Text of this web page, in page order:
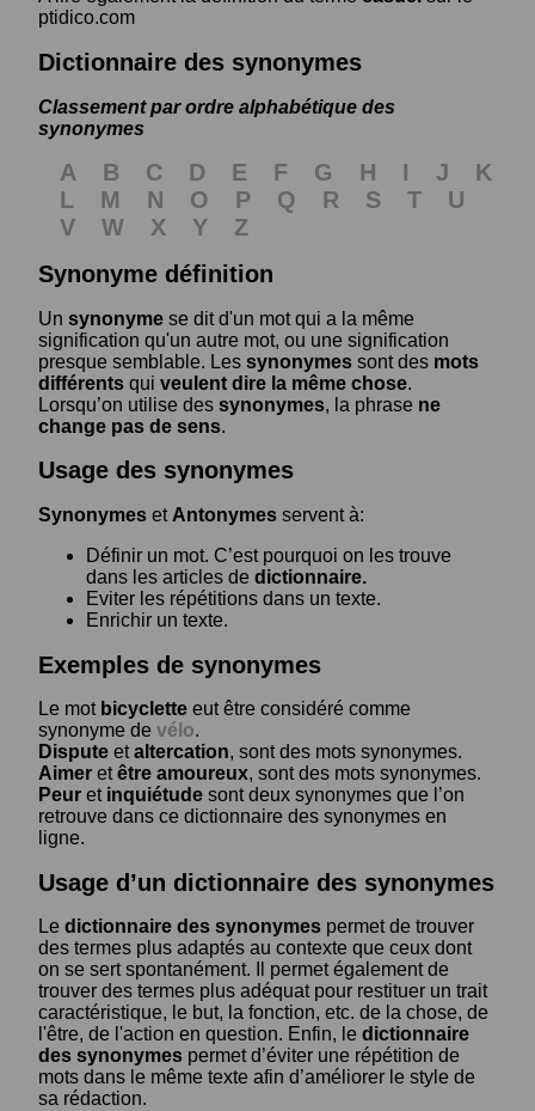
ptidico.com
Dictionnaire des synonymes
Classement par ordre alphabétique des
synonymes
A B C D E F G H I J
K
L
M N O P Q R S T
U
V
W X Y
Z
Synonyme définition
Un synonyme se dit d'un mot qui a la même
signification qu'un autre mot, ou une signification
presque semblable. Les synonymes sont des mots
différents qui veulent dire la même chose.
Lorsqu’on utilise des synonymes, la phrase ne
change pas de sens.
Usage des synonymes
Synonymes et Antonymes servent à:
Définir un mot. C’est pourquoi on les trouve
dans les articles de dictionnaire.
Eviter les répétitions dans un texte.
Enrichir un texte.
Exemples de synonymes
Le mot bicyclette eut être considéré comme
synonyme de vélo.
Dispute etaltercation, sont des mots synonymes.
Aimer etêtre amoureux, sont des mots synonymes.
Peur et inquiétude sont deux synonymes que l’on
retrouve dans ce dictionnaire des synonymes en
ligne.
Usage d’un dictionnaire des synonymes
Le dictionnaire des synonymes permet de trouver
des termes plus adaptés au contexte que ceux dont
on se sert spontanément. Il permet également de
trouver des termes plus adéquat pour restituer un trait
caractéristique, le but, la fonction, etc. de la chose, de
l'être, de l'action en question. Enfin, le dictionnaire
des synonymes permet d’éviter une répétition de
mots dans le même texte afin d’améliorer le style de
sa rédaction.